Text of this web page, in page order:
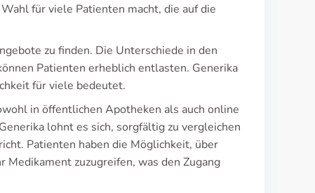
für viele Patienten macht, die auf die
zu finden. Die Unterschiede in den
Patienten erheblich entlasten. Generika
für viele bedeutet.
in öffentlichen Apotheken als auch online
lohnt es sich, sorgfältig zu vergleichen
Patienten haben die Möglichkeit, über
zuzugreifen, was den Zugang